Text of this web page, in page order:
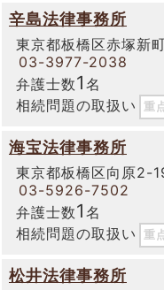
辛島法律事務所
東京都板橋区赤塚
03-3977-2038
弁護士数1 名
相続問題の取扱い
重
海宝法律事務所
東京都板橋区向原2-
03-5926-7502
弁護士数1 名
相続問題の取扱い
重
松井法律事務所